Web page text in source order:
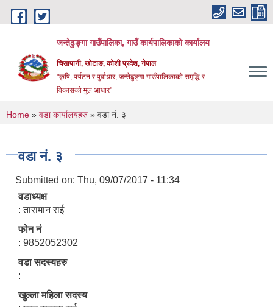
Skip to main content
जन्तेढुङ्गा गाउँपालिका, गाउँ कार्यपालिकाको कार्यालय
चिसापानी, खोटाङ, कोशी प्रदेश, नेपाल
"कृषि, पर्यटन र पुर्वाधार, जन्तेढुङ्गा गाउँपालिकाको समृद्धि र
विकासको मुल आधार"
You are here
Home » वडा कार्यालयहरु » वडा नं. ३
वडा नं. ३
Submitted on: Thu, 09/07/2017 - 11:34
वडाध्यक्ष
: तारामान राई
फोन नं
: 9852052302
वडा सदस्यहरु
:
खुल्ला महिला सदस्य